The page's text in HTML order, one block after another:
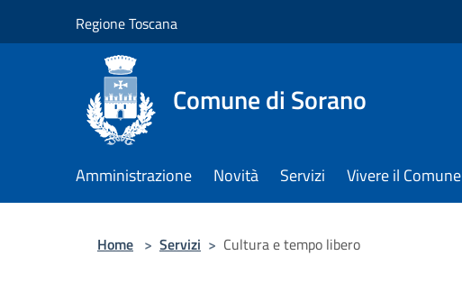
Regione Toscana
Comune di Sorano
Amministrazione Novità Servizi Vivere il Comune
Home > Servizi > Cultura e tempo libero